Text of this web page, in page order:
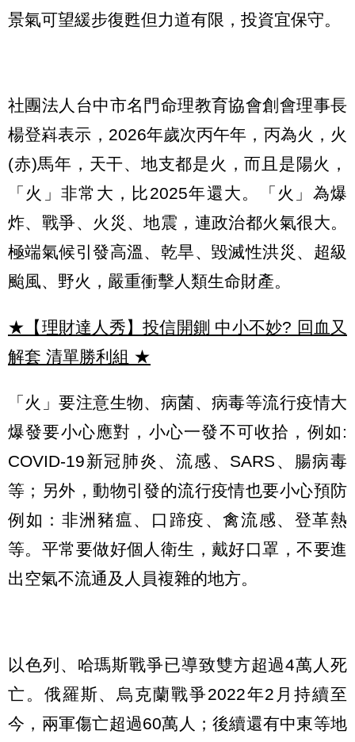
景氣可望緩步復甦但力道有限，投資宜保守。
社團法人台中市名門命理教育協會創會理事長
楊登嵙表示，2026年歲次丙午年，丙為火，火
(赤)馬年，天干、地支都是火，而且是陽火，
「火」非常大，比2025年還大。「火」為爆
炸、戰爭、火災、地震，連政治都火氣很大。
極端氣候引發高溫、乾旱、毀滅性洪災、超級
颱風、野火，嚴重衝擊人類生命財產。
★【理財達人秀】投信開鍘 中小不妙? 回血又
解套 清單勝利組 ★
「火」要注意生物、病菌、病毒等流行疫情大
爆發要小心應對，小心一發不可收拾，例如:
COVID-19新冠肺炎、流感、SARS、腸病毒
等；另外，動物引發的流行疫情也要小心預防
例如：非洲豬瘟、口蹄疫、禽流感、登革熱
等。平常要做好個人衛生，戴好口罩，不要進
出空氣不流通及人員複雜的地方。
以色列、哈瑪斯戰爭已導致雙方超過4萬人死
亡。俄羅斯、烏克蘭戰爭2022年2月持續至
今，兩軍傷亡超過60萬人；後續還有中東等地